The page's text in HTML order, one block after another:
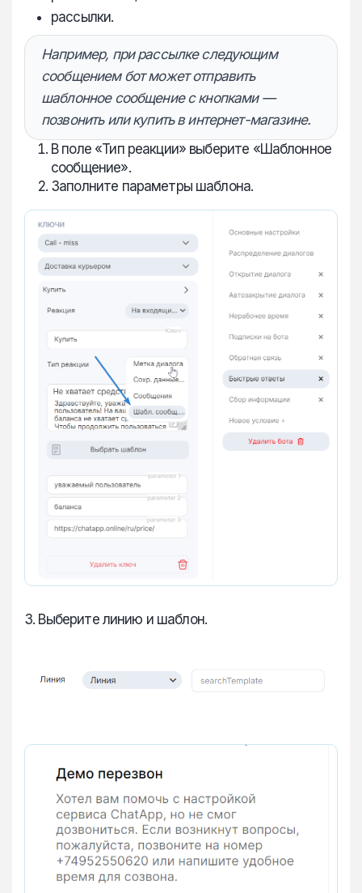
рассылки.
Например, при рассылке следующим
сообщением бот может отправить
шаблонное сообщение с кнопками —
позвонить или купить в интернет-магазине.
В поле «Тип реакции» выберите «Шаблонное
сообщение».
Заполните параметры шаблона.
3. Выберите линию и шаблон.